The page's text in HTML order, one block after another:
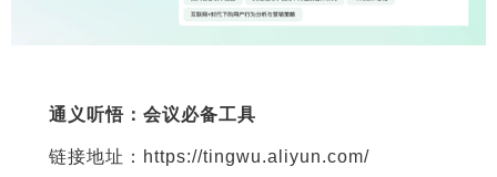
通义听悟：会议必备工具
链接地址：https://tingwu.aliyun.com/